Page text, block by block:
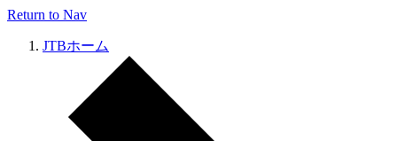
Return to Nav
JTBホーム